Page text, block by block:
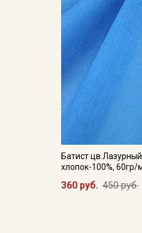
Батист
хлопок-100%, 60гр/
360 руб. 450 руб.